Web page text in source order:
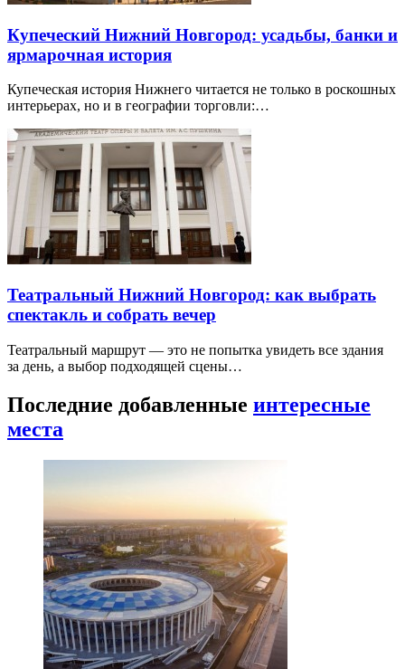
Купеческий Нижний Новгород: усадьбы, банки и
ярмарочная история
Купеческая история Нижнего читается не только в роскошных
интерьерах, но и в географии торговли:…
Театральный Нижний Новгород: как выбрать
спектакль и собрать вечер
Театральный маршрут — это не попытка увидеть все здания
за день, а выбор подходящей сцены…
Последние добавленные интересные
места